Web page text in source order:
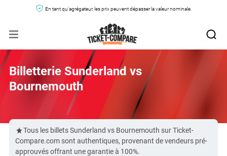
En tant qu'agrégateur, les prix peuvent dépasser la valeur nominale.
Billetterie Sunderland vs
Bournemouth
Tous les billets Sunderland vs Bournemouth sur Ticket-
Compare.com sont authentiques, provenant de vendeurs pré-
approuvés offrant une garantie à 100%.